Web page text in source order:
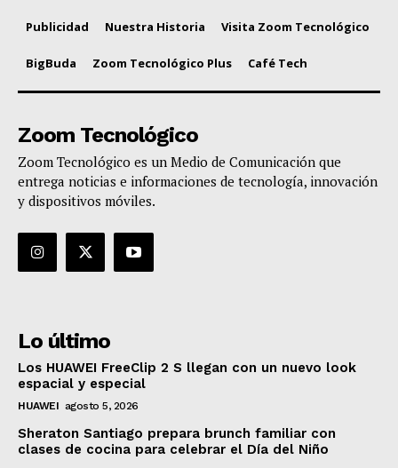
Publicidad Nuestra Historia Visita Zoom Tecnológico
BigBuda Zoom Tecnológico Plus Café Tech
Zoom Tecnológico
Zoom Tecnológico es un Medio de Comunicación que
entrega noticias e informaciones de tecnología, innovación
y dispositivos móviles.
Lo último
Los HUAWEI FreeClip 2 S llegan con un nuevo look
espacial y especial
HUAWEI agosto 5, 2026
Sheraton Santiago prepara brunch familiar con
clases de cocina para celebrar el Día del Niño